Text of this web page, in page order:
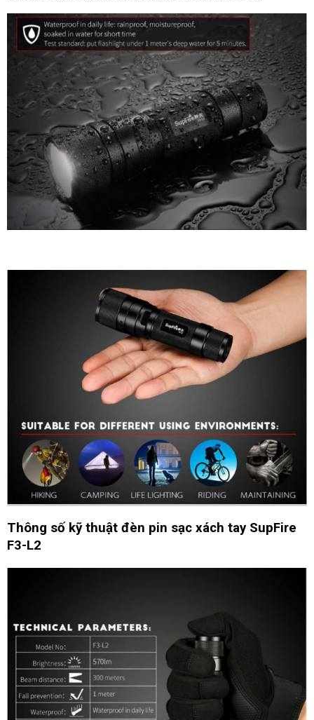
Thông số kỹ thuật đèn pin sạc xách tay SupFire
F3-L2